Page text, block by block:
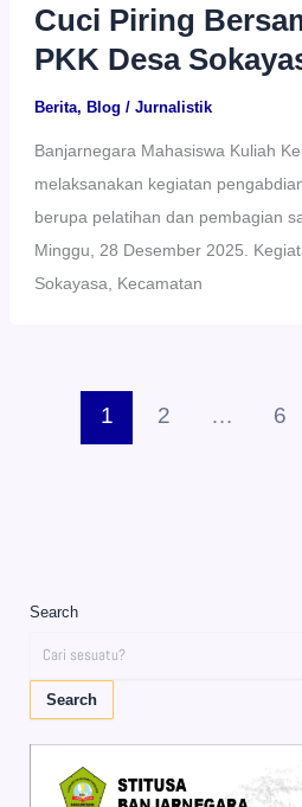
Cuci Piring
PKK Desa
Berita, Blog / Jurnalistik
Banjarnegara Mahasiswa Kuliah
melaksanakan kegiatan
berupa pelatihan dan pembagian
Minggu, 28 Desember 2025.
Sokayasa, Kecamatan
1 2 … 6
Search
Search